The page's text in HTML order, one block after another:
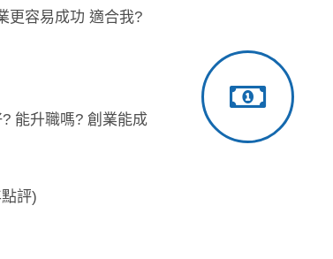
更容易成功 適合我?
能升職嗎? 創業能成
評)